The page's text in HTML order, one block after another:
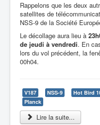
Rappelons que les deux
satellites de
NSS-9 de la Société
Le décollage aura lieu à
de jeudi à vendredi. En
lors du vol précédent, la
00h04.
V187 NSS-9 Hot Bird
Planck
Lire la suite...